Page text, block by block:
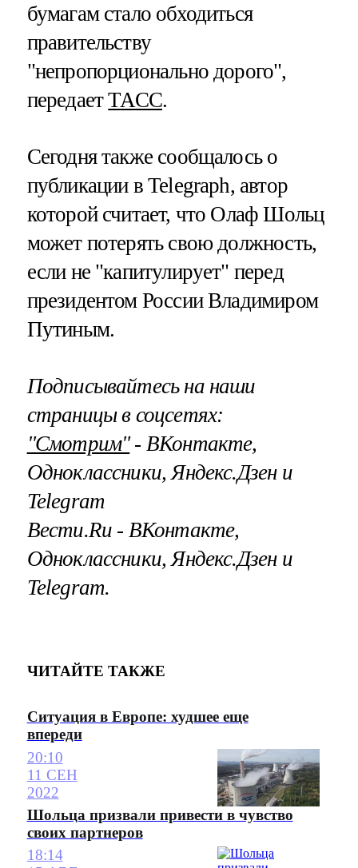
бумагам стало обходиться
правительству
"непропорционально дорого",
передаетТАСС.
Сегодня также сообщалось о
публикации в Telegraph, автор
которой считает, что Олаф Шольц
может потерять свою должность,
если не "капитулирует" перед
президентом России Владимиром
Путиным.
Подписывайтесь на наши
страницы в соцсетях:
"Смотрим"‐ ВКонтакте,
Одноклассники, Яндекс.Дзен и
Telegram
Вести.Ru ‐ ВКонтакте,
Одноклассники, Яндекс.Дзен и
Telegram.
ЧИТАЙТЕ ТАКЖЕ
Ситуация в Европе: худшее еще
впереди
20:10
11 СЕН
2022
Шольца призвали привести в чувство
своих партнеров
18:14